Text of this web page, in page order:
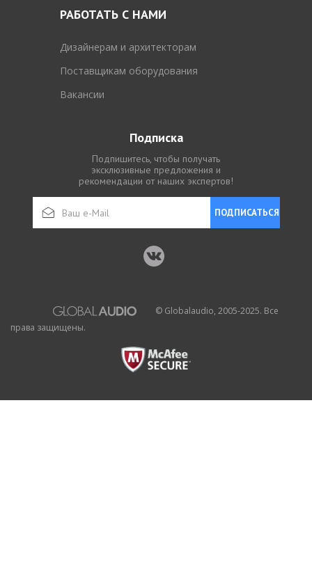
РАБОТАТЬ С НАМИ
Дизайнерам и архитекторам
Поставщикам оборудования
Вакансии
Подписка
Подпишитесь, чтобы получать
эксклюзивные предложения и
рекомендации от наших экспертов!
ПОДПИСАТЬСЯ
© Globalaudio, 2005-2025. Все
права защищены.